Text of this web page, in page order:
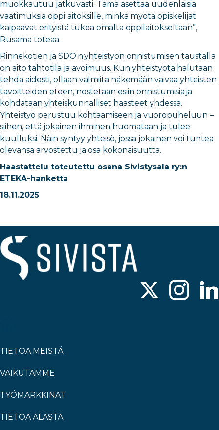
muokkautuu jatkuvasti. Tämä asettaa uudenlaisia
vaatimuksia oppilaitoksille, minkä myötä opiskelijat
kaipaavat erityistä tukea omalta oppilaitokseltaan”,
Rusama toteaa.
Rinnekotien ja SDO:n yhteistyön onnistumisen taustalla
on aito tahtotila ja avoimuus. Kun yhteistyötä halutaan
tehdä aidosti, ollaan valmiita näkemään vaivaa yhteisten
tavoitteiden eteen, nostetaan esiin onnistumisia ja
kohdataan yhteiskunnalliset haasteet yhdessä.
Yhteistyö perustuu kohtaamiseen ja vuoropuheluun –
siihen, että jokainen ihminen huomataan ja tulee
kuulluksi. Näin syntyy yhteisö, jossa jokainen voi tuntea
olevansa arvostettu ja osa kokonaisuutta.
Haastattelu toteutettu osana Sivistysala ry:n
ETEKA-hanketta
18.11.2025
TIETOA MEISTÄ
VAIKUTAMME
TYÖMARKKINAT
TIETOA ALASTA